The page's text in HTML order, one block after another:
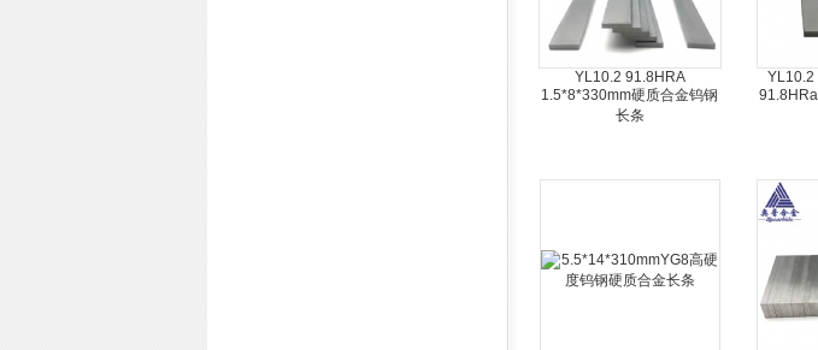
YL10.2 91.8HRA
1.5*8*330mm硬质合金钨钢
长条
YL10.2